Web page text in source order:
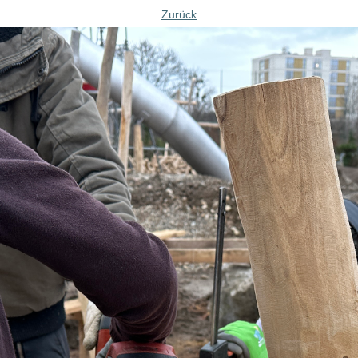
Zurück